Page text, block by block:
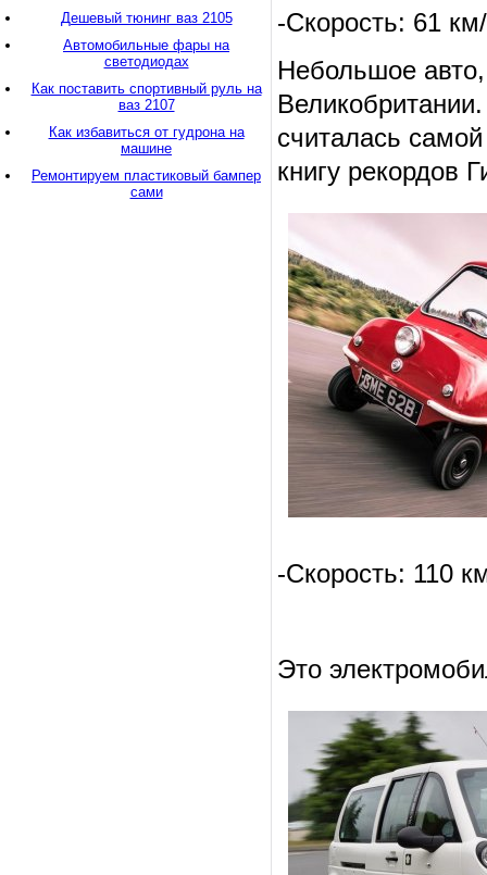
-Скорость: 61
Небольшое
считалась
книгу рекордов
-Скорость: 110
Это
Дешевый тюнинг ваз 2105
Автомобильные фары на
светодиодах
Как поставить спортивный руль на
ваз 2107
Как избавиться от гудрона на
машине
Ремонтируем пластиковый бампер
сами